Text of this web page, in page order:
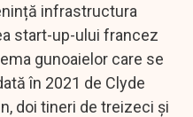
infrastructura
start-up-ului francez
gunoaielor care se
în 2021 de Clyde
doi tineri de treizeci și